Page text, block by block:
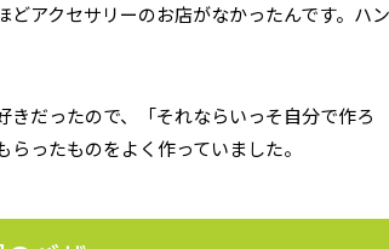
アクセサリーのお店がなかったんです。ハ
だったので、「それならいっそ自分で作ろ
ったものをよく作っていました。